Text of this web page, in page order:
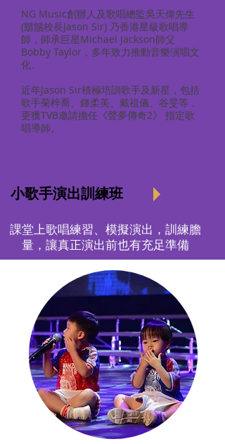
NG Music創辦人及歌唱總監吳天偉先生
(鬍鬚校長Jason Sir) 乃香港星級歌唱導
師，師承巨星Michael Jackson師父
Bobby Taylor，多年致力推動音樂演唱文
化。
近年Jason Sir積極培訓歌手及新星，包括
歌手菊梓喬、鍾柔美、戴祖儀、谷旻等，
更獲TVB邀請擔任《聲夢傳奇2》 指定歌
唱導師。
​ 小歌手演出訓練班
課堂上歌唱練習、模擬演出，訓練膽
量，讓真正演出前也有充足準備